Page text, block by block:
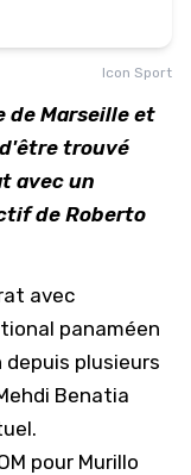
Icon Sport
de Marseille et
trouvé
avec un
de Roberto
avec
panaméen
plusieurs
Benatia
pour Murillo